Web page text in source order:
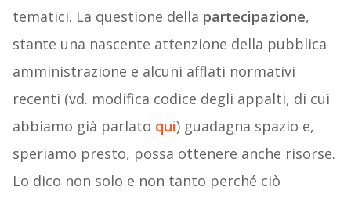
tematici. La questione della partecipazione,
stante una nascente attenzione della pubblica
amministrazione e alcuni afflati normativi
recenti (vd. modifica codice degli appalti, di cui
abbiamo già parlato qui) guadagna spazio e,
speriamo presto, possa ottenere anche risorse.
Lo dico non solo e non tanto perché ciò